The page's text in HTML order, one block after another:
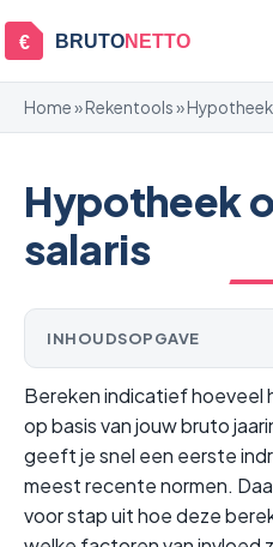
€ BRUTONETTO
Home»Rekentools»
Hypotheek
salaris
INHOUDSOPGAVE
Bereken indicatief hoeveel
op basis van jouw bruto
geeft je snel een eerste
meest recente normen.
voor stap uit hoe deze